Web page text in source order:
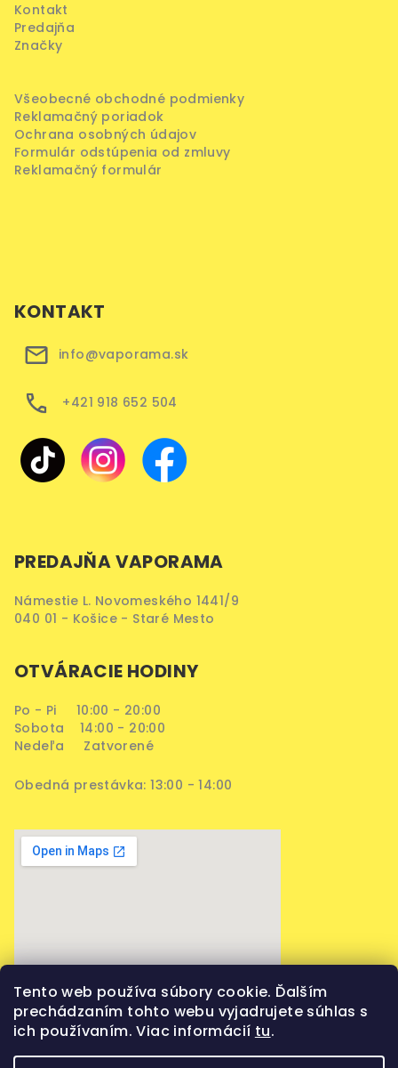
Tento web používa súbory cookie. Ďalším
prechádzaním tohto webu vyjadrujete súhlas s
ich používaním. Viac informácií tu.
Kontakt
Predajňa
Značky
Všeobecné obchodné podmienky
Reklamačný poriadok
Ochrana osobných údajov
Formulár odstúpenia od zmluvy
Reklamačný formulár
KONTAKT
info@vaporama.sk
+421 918 652 504
PREDAJŇA VAPORAMA
Námestie L. Novomeského 1441/9
040 01 - Košice - Staré Mesto
OTVÁRACIE HODINY
Po - Pi 10:00 - 20:00
Sobota 14:00 - 20:00
Nedeľa Zatvorené
Obedná prestávka: 13:00 - 14:00